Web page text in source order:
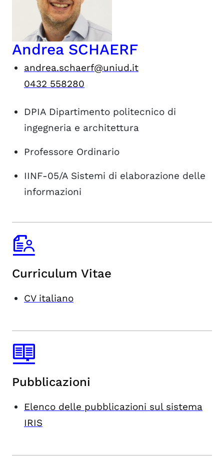
Andrea SCHAERF
andrea.schaerf@uniud.it
0432 558280
DPIA Dipartimento politecnico di
ingegneria e architettura
Professore Ordinario
IINF-05/A Sistemi di elaborazione delle
informazioni
Curriculum Vitae
CV italiano
Pubblicazioni
Elenco delle pubblicazioni sul sistema
IRIS